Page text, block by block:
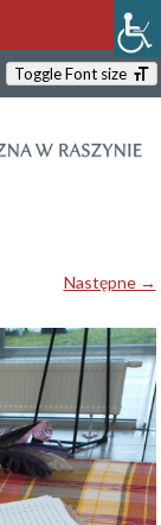
Toggle Font size
Następne →